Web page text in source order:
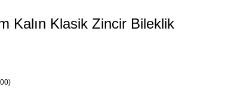
Kalın Klasik Zincir Bileklik